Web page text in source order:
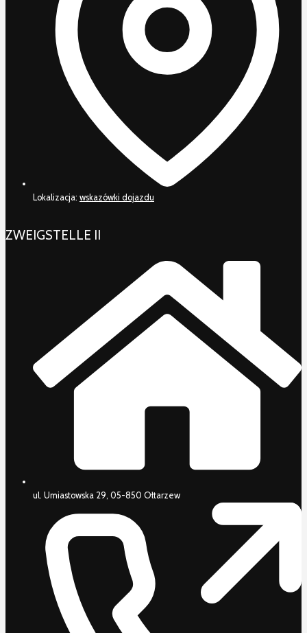
Lokalizacja: wskazówki dojazdu
ZWEIGSTELLE II
ul. Umiastowska 29, 05-850 Ołtarzew